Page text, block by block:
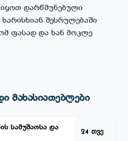
დარწმუნებული
ხარისხიან შესრულებაში
ფასად და ხან მოკლე
მახასიათებლები
სამუშაოსა და
24 თვე